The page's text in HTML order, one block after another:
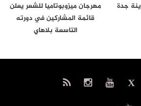
جدة
مهرجان ميزوبوتاميا للشعر يعلن
قائمة المشاركين في دورته
التاسعة بلاهاي